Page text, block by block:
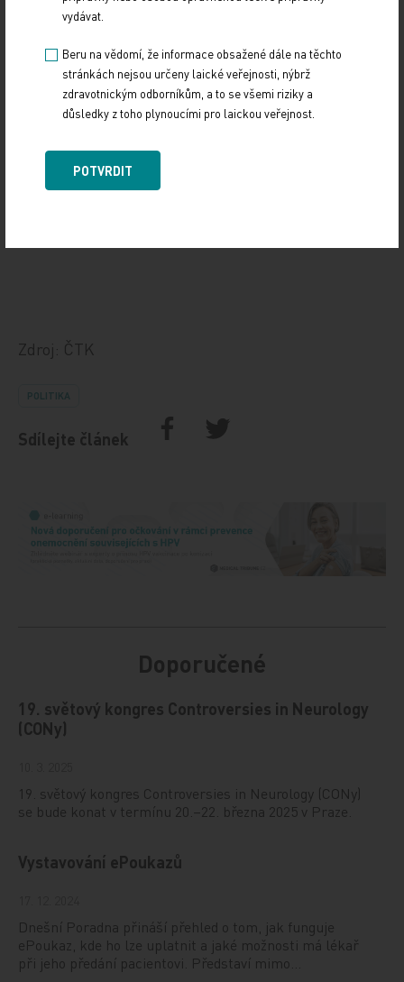
miliard víc než letos, kdy hospodaří s 250
Lékařská komora v otevřeném dopise vyzvala
vládu, aby vypracovala krizový plán na záchranu
slíbil, že se bude zdravotnictvím zabývat.
Zdroj: ČTK
POLITIKA
Sdílejte článek
Doporučené
19. světový kongres Controversies in Neurology
(CONy)
19. světový kongres Controversies in Neurology (CONy)
se bude konat v termínu 20.–22. března 2025 v Praze.
Vystavování ePoukazů
Dnešní Poradna přináší přehled o tom, jak funguje
ePoukaz, kde ho lze uplatnit a jaké možnosti má lékař
při jeho předání pacientovi. Představí mimo…
vydávat.
Beru na vědomí, že informace obsažené dále na těchto
stránkách nejsou určeny laické veřejnosti, nýbrž
zdravotnickým odborníkům, a to se všemi riziky a
důsledky z toho plynoucími pro laickou veřejnost.
POTVRDIT